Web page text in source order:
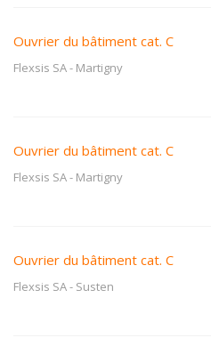
Ouvrier du bâtiment cat. C
Flexsis SA- Martigny
Ouvrier du bâtiment cat. C
Flexsis SA- Martigny
Ouvrier du bâtiment cat. C
Flexsis SA- Susten